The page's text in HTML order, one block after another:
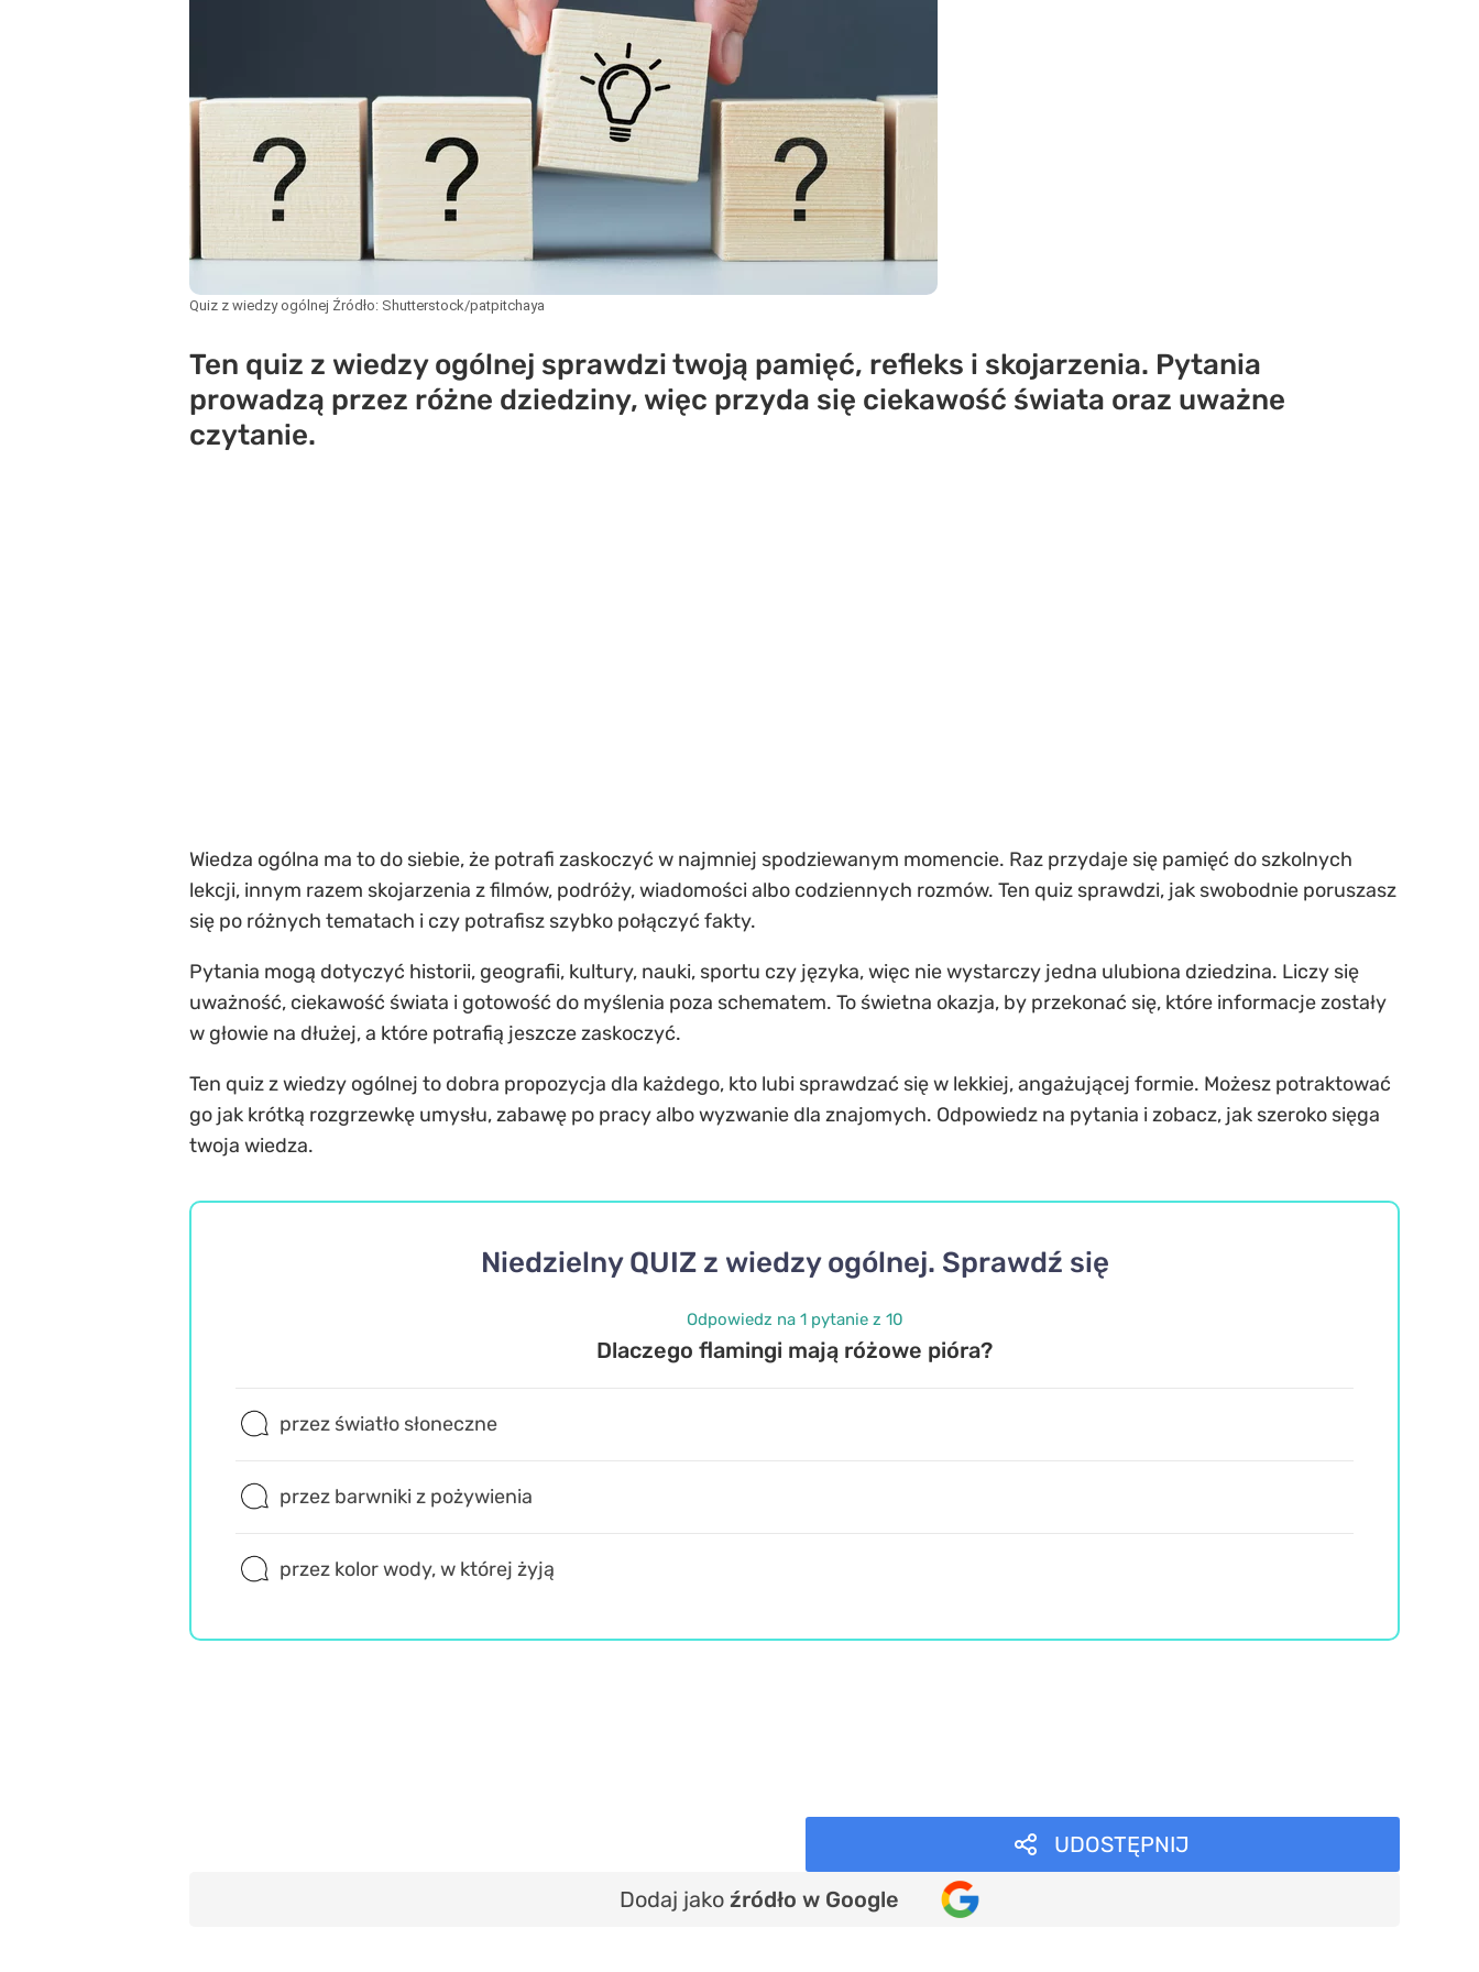
Quiz z wiedzy ogólnej Źródło: Shutterstock/patpitchaya
Ten quiz z wiedzy ogólnej sprawdzi twoją pamięć, refleks i skojarzenia. Pytania
prowadzą przez różne dziedziny, więc przyda się ciekawość świata oraz uważne
czytanie.
Wiedza ogólna ma to do siebie, że potrafi zaskoczyć w najmniej spodziewanym momencie. Raz przydaje się pamięć do szkolnych
lekcji, innym razem skojarzenia z filmów, podróży, wiadomości albo codziennych rozmów. Ten quiz sprawdzi, jak swobodnie poruszasz
się po różnych tematach i czy potrafisz szybko połączyć fakty.
Pytania mogą dotyczyć historii, geografii, kultury, nauki, sportu czy języka, więc nie wystarczy jedna ulubiona dziedzina. Liczy się
uważność, ciekawość świata i gotowość do myślenia poza schematem. To świetna okazja, by przekonać się, które informacje zostały
w głowie na dłużej, a które potrafią jeszcze zaskoczyć.
Ten quiz z wiedzy ogólnej to dobra propozycja dla każdego, kto lubi sprawdzać się w lekkiej, angażującej formie. Możesz potraktować
go jak krótką rozgrzewkę umysłu, zabawę po pracy albo wyzwanie dla znajomych. Odpowiedz na pytania i zobacz, jak szeroko sięga
twoja wiedza.
Niedzielny QUIZ z wiedzy ogólnej. Sprawdź się
Odpowiedz na 1 pytanie z 10
Dlaczego flamingi mają różowe pióra?
przez światło słoneczne
przez barwniki z pożywienia
przez kolor wody, w której żyją
UDOSTĘPNIJ
Dodaj jako źródło w Google